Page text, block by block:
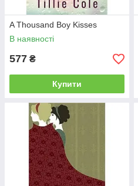
A Thousand Boy Kisses
В наявності
577 ₴
Купити